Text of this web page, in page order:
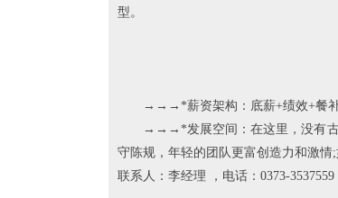
型。
→→→*薪资架构：底薪+绩效+餐补+
→→→*发展空间：在这里，没有古板
守陈规，年轻的团队更富创造力和激情
联系人：李经理 ，电话：0373-3537559